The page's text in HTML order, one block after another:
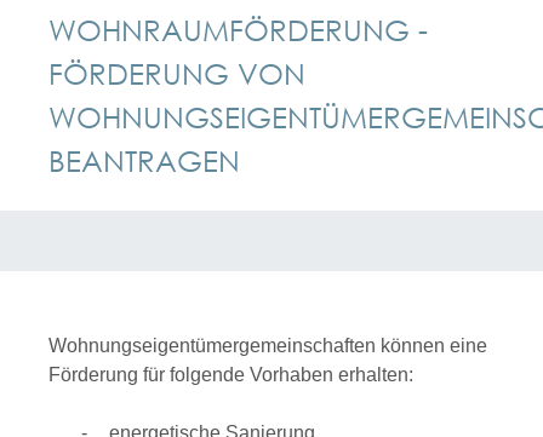
WOHNRAUMFÖRDERUNG -
FÖRDERUNG VON
BEANTRAGEN
Wohnungseigentümergemeinschaften können eine
Förderung für folgende Vorhaben erhalten:
energetische Sanierung